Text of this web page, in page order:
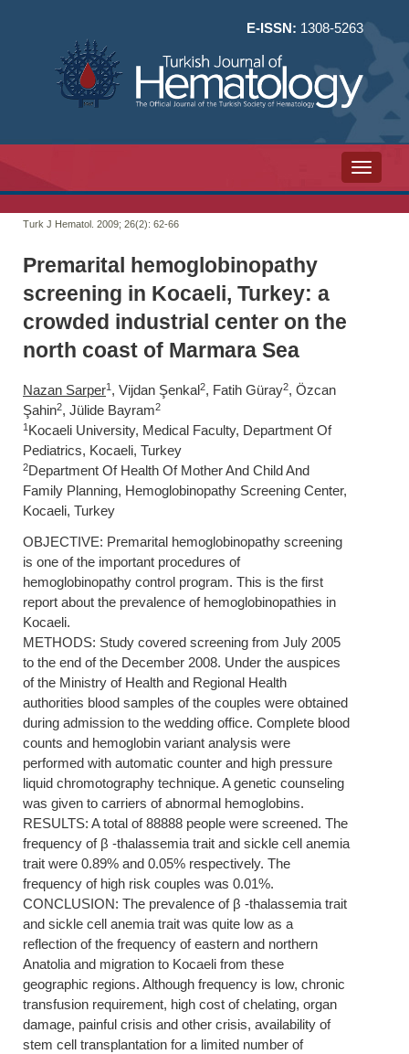
E-ISSN: 1308-5263
Toggle
Turk J Hematol. 2009; 26(2): 62-66
Premarital hemoglobinopathy
screening in Kocaeli, Turkey: a
crowded industrial center on the
north coast of Marmara Sea
Nazan Sarper1 , Vijdan Şenkal2, Fatih Güray2, Özcan
Şahin2, Jülide Bayram2
1 Kocaeli University, Medical Faculty, Department Of
Pediatrics, Kocaeli, Turkey
2Department Of Health Of Mother And Child And
Family Planning, Hemoglobinopathy Screening Center,
Kocaeli, Turkey
OBJECTIVE: Premarital hemoglobinopathy screening
is one of the important procedures of
hemoglobinopathy control program. This is the first
report about the prevalence of hemoglobinopathies in
Kocaeli.
METHODS: Study covered screening from July 2005
to the end of the December 2008. Under the auspices
of the Ministry of Health and Regional Health
authorities blood samples of the couples were obtained
during admission to the wedding office. Complete blood
counts and hemoglobin variant analysis were
performed with automatic counter and high pressure
liquid chromotography technique. A genetic counseling
was given to carriers of abnormal hemoglobins.
RESULTS: A total of 88888 people were screened. The
frequency of β -thalassemia trait and sickle cell anemia
trait were 0.89% and 0.05% respectively. The
frequency of high risk couples was 0.01%.
CONCLUSION: The prevalence of β -thalassemia trait
and sickle cell anemia trait was quite low as a
reflection of the frequency of eastern and northern
Anatolia and migration to Kocaeli from these
geographic regions. Although frequency is low, chronic
transfusion requirement, high cost of chelating, organ
damage, painful crisis and other crisis, availability of
stem cell transplantation for a limited number of